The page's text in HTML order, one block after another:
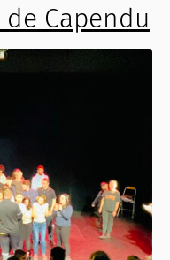
Capendu